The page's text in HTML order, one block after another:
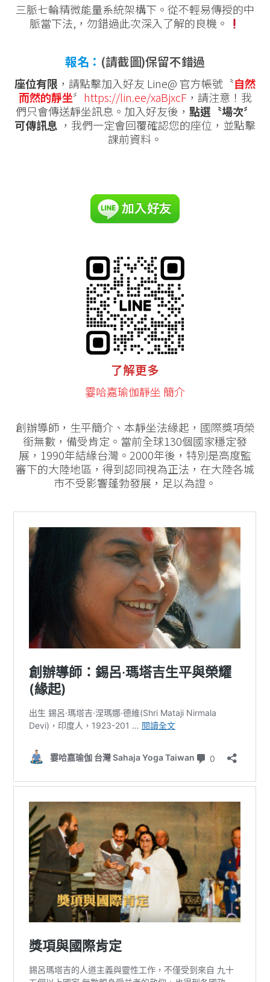
三脈七輪精微能量系統架構下。從不輕易傳授的中
脈當下法,，勿錯過此次深入了解的良機。
報名： (請截圖)保留不錯過
座位有限 ，請點擊加入好友 Line@ 官方帳號〝自然
而然的靜坐〞 https://lin.ee/xaBjxcF ，請注意！我
們只會傳送靜坐訊息。加入好友後， 點選〝場次〞
可傳訊息 ，我們一定會回覆確認您的座位，並點擊
課前資料。
了解更多
霎哈嘉瑜伽靜坐 簡介
創辦導師，生平簡介、本靜坐法緣起，國際獎項榮
銜無數，備受肯定。當前全球130個國家穩定發
展，1990年結緣台灣。2000年後，特別是高度監
審下的大陸地區，得到認同視為正法，在大陸各城
市不受影響蓬勃發展，足以為證。